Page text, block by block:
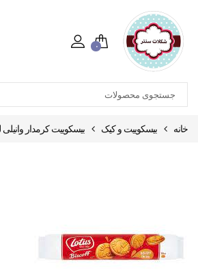
۰
خانه بیسکوییت و کیک بیسکوییت کرمدار